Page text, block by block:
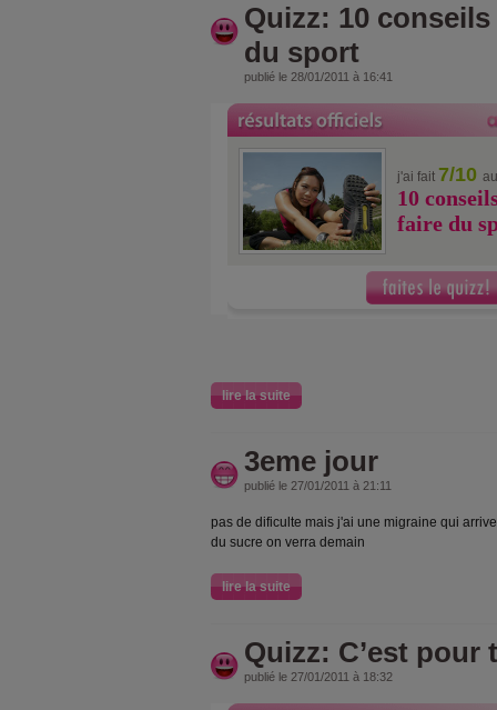
Quizz: 10
du sport
publié le 28/01/2011 à 16:41
j'ai fait 7/10
10
faire du
lire la suite
3eme jour
publié le 27/01/2011 à 21:11
pas de dificulte mais j'ai une migraine qui
du sucre on verra demain
lire la suite
Quizz: C’est pour
publié le 27/01/2011 à 18:32